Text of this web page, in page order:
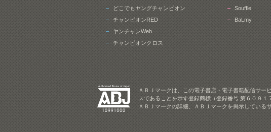
どこでもヤングチャンピオン
チャンピオンRED
ヤンチャンWeb
チャンピオンクロス
Souffle
BaLmy
ＡＢＪマークは、この電子書店・電子書籍配信サー
スであることを示す登録商標（登録番号 第６０９１
ＡＢＪマークの詳細、ＡＢＪマークを掲示している